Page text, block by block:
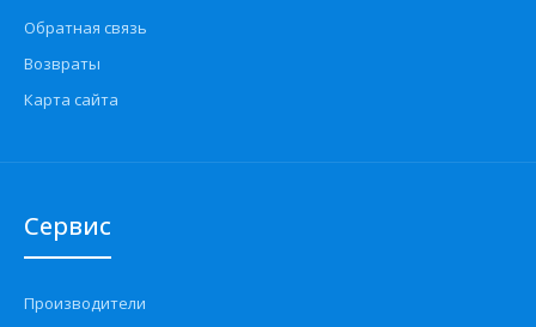
Обратная связь
Возвраты
Карта сайта
Сервис
Производители